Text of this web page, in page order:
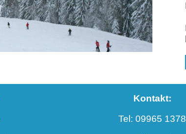
Kontakt:
Tel: 09965 1378